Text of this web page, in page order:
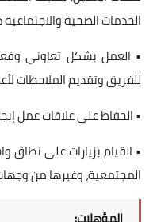
الخدمات الصحية
• العمل بشكل تعاوني
للفريق وتقديم الملاحظات
• الحفاظ على علاقات عمل
• القيام بزيارات على نطاق
المجتمعية، وغيرها من